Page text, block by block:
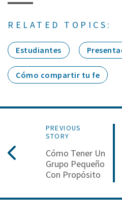
RELATED TOPICS:
Estudiantes
Cómo compartir tu fe
PREVIOUS
STORY
Cómo Tener Un
Grupo Pequeño
Con Propósito